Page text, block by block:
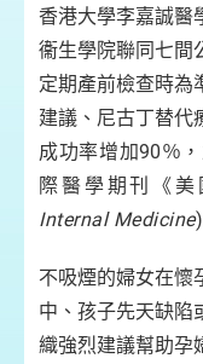
香港大學李嘉誠醫
衞生學院聯同七間
定期產前檢查時為
建議、尼古丁替代
成功率增加90％
際醫學期刊《
Internal Medicine
不吸煙的婦女在懷
中、孩子先天缺陷
織強烈建議幫助孕